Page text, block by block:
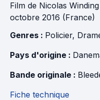
Film de Nicolas
octobre 2016 (France)
Genres : Policier,
Pays d'origine :
Bande originale :
Fiche technique